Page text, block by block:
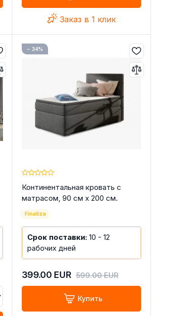
Заказ в 1 клик
− 34%
Континентальная кровать с
матрасом, 90 см x 200 см.
Finaliza
Срок поставки:10 - 12
рабочих дней
399.00 EUR 599.00EUR
Купить